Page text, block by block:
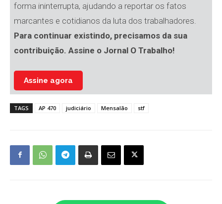
forma ininterrupta, ajudando a reportar os fatos
marcantes e cotidianos da luta dos trabalhadores.
Para continuar existindo, precisamos da sua
contribuição. Assine o Jornal O Trabalho!
Assine agora
TAGS AP 470 judiciário Mensalão stf